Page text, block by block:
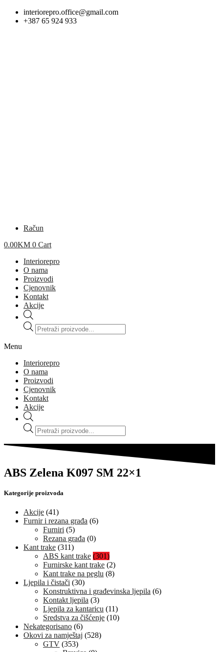
Skip
interiorepro.office@gmail.com
+387 65 924 933
Račun
0.00KM 0 Cart
Interiorepro
O nama
Proizvodi
Cjenovnik
Kontakt
Akcije
Products
search
Menu
Interiorepro
O nama
Proizvodi
Cjenovnik
Kontakt
Akcije
Products
search
ABS Zelena K097 SM 22×1
Kategorije proizvoda
Akcije (41)
Furnir i rezana građa (6)
Furniri (5)
Rezana građa (0)
Kant trake (311)
ABS kant trake (301)
Furnirske kant trake (2)
Kant trake na peglu (8)
Ljepila i čistači (30)
Konstruktivna i građevinska ljepila (6)
Kontakt ljepila (3)
Ljepila za kantaricu (11)
Sredstva za čišćenje (10)
Nekategorisano (6)
Okovi za namještaj (528)
GTV (353)